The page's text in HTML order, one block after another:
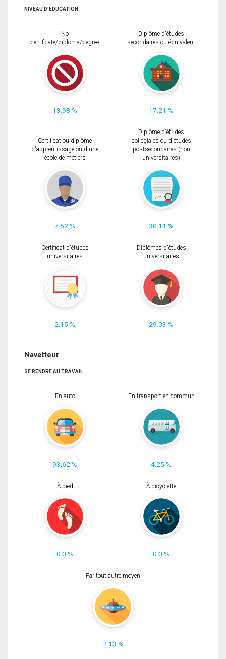
NIVEAU D'ÉDUCATION
No
certificate/diploma/degree
13.98 %
Diplôme d'études
secondaires ou équivalent
17.21 %
Certificat ou diplôme
d'apprentissage ou d'une
école de métiers
7.52 %
Diplôme d'études
collégiales ou d'études
postsecondaires (non
universitaires)
30.11 %
Certificat d'études
universitaires
2.15 %
Diplômes d'études
universitaires
29.03 %
Navetteur
SE RENDRE AU TRAVAIL
En auto
93.62 %
En transport en commun
4.25 %
À pied
0.0 %
À bicyclette
0.0 %
Par tout autre moyen
2.13 %